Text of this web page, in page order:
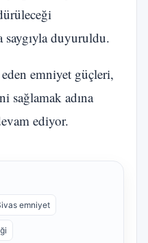
duyuruldu.
emniyet güçleri,
sağlamak adına
ediyor.
emniyet